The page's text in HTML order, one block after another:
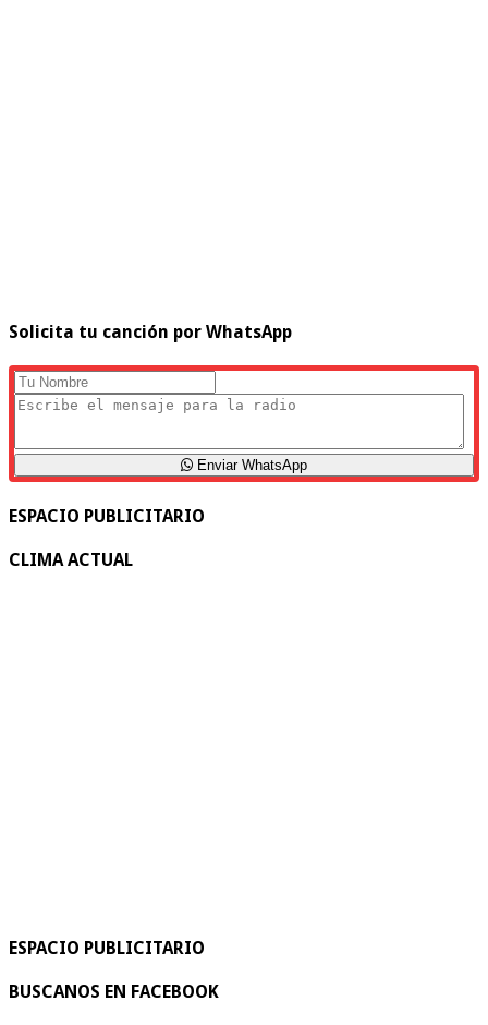
Solicita tu canción por WhatsApp
Enviar WhatsApp
ESPACIO PUBLICITARIO
CLIMA ACTUAL
ESPACIO PUBLICITARIO
BUSCANOS EN FACEBOOK